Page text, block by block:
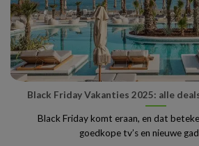
Black Friday Vakanties 2025: alle
Black Friday komt eraan, en dat
goedkope tv’s en nieuwe